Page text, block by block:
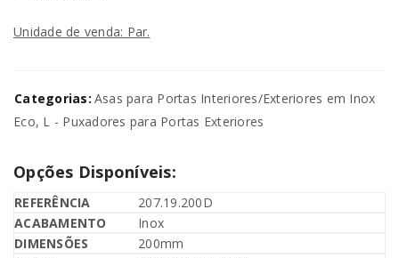
Unidade de venda: Par.
Categorias: Asas para Portas Interiores/Exteriores em Inox
Eco, L - Puxadores para Portas Exteriores
Opções Disponíveis:
207.19.200D
Inox
200mm